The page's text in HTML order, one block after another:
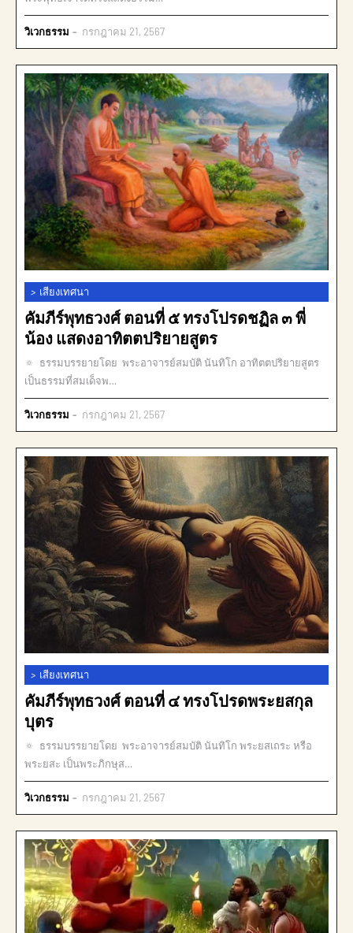
วิเวกธรรม กรกฎาคม 21, 2567
> เสียงเทศนา
คัมภีร์พุทธวงศ์ ตอนที่ ๕ ทรงโปรดชฏิล ๓ พี่
น้อง แสดงอาทิตตปริยายสูตร
🔅 ธรรมบรรยายโดย พระอาจารย์สมบัติ นันทิโก อาทิตตปริยายสูตร
เป็นธรรมที่สมเด็จพ…
วิเวกธรรม กรกฎาคม 21, 2567
> เสียงเทศนา
คัมภีร์พุทธวงศ์ ตอนที่ ๔ ทรงโปรดพระยสกุล
บุตร
🔅 ธรรมบรรยายโดย พระอาจารย์สมบัติ นันทิโก พระยสเถระ หรือ
พระยสะ เป็นพระภิกษุส…
วิเวกธรรม กรกฎาคม 21, 2567